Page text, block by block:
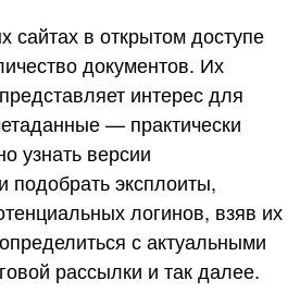
сайтах в открытом доступе
документов. Их
интерес для
— практически
узнать версии
подобрать эксплоиты,
логинов, взяв их
с актуальными
рассылки и так далее.